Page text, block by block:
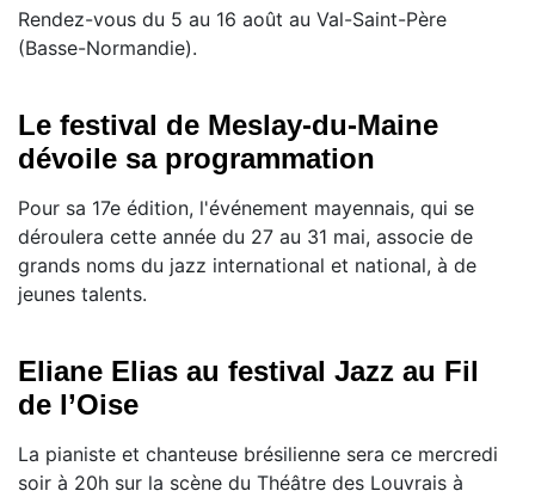
Rendez-vous du 5 au 16 août au Val-Saint-Père
(Basse-Normandie).
Le festival de Meslay-du-Maine
dévoile sa programmation
Pour sa 17e édition, l'événement mayennais, qui se
déroulera cette année du 27 au 31 mai, associe de
grands noms du jazz international et national, à de
jeunes talents.
Eliane Elias au festival Jazz au Fil
de l’Oise
La pianiste et chanteuse brésilienne sera ce mercredi
soir à 20h sur la scène du Théâtre des Louvrais à